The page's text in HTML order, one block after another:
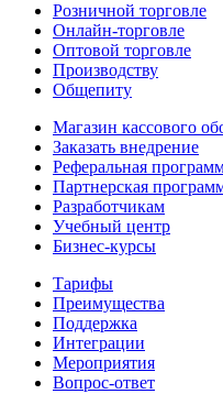
Розничной торговле
Онлайн-торговле
Оптовой торговле
Производству
Общепиту
Магазин кассового
Заказать внедрение
Реферальная
Партнерская
Разработчикам
Учебный центр
Бизнес‑курсы
Тарифы
Преимущества
Поддержка
Интеграции
Мероприятия
Вопрос-ответ